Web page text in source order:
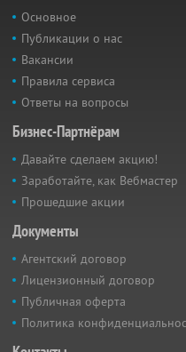
Основное
Публикации о нас
Вакансии
Правила сервиса
Ответы на вопросы
Бизнес-Партнёрам
Давайте сделаем акцию!
Заработайте, как Вебмастер
Прошедшие акции
Документы
Агентский договор
Лицензионный договор
Публичная оферта
Политика